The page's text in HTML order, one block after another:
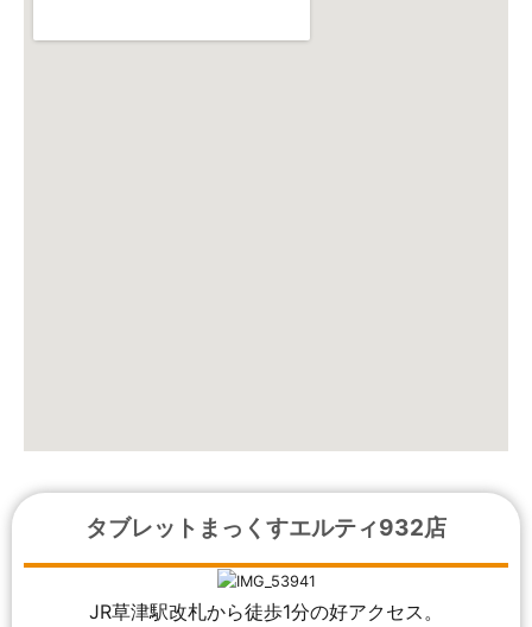
タブレットまっくすエルティ932店
JR草津駅改札から徒歩1分の好アクセス。